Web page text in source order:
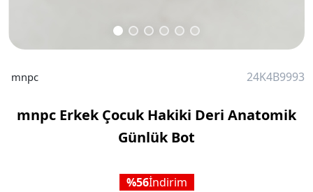
mnpc 24K4B9993
mnpc Erkek Çocuk Hakiki Deri Anatomik
Günlük Bot
56İndirim